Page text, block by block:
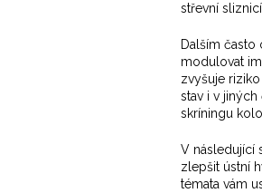
střevní sliznicí.
Dalším
modulovat
zvyšuje
stav i v
skríningu
V následující
zlepšit ústní
témata vám